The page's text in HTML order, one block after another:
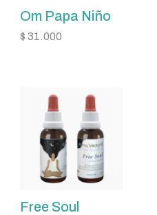
Om Papa Niño
$ 31.000
Free Soul